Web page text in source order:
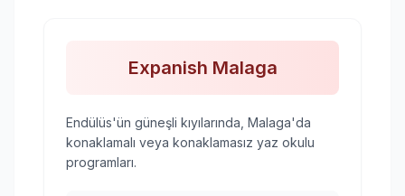
Expanish Malaga
Endülüs'ün güneşli kıyılarında, Malaga'da
konaklamalı veya konaklamasız yaz okulu
programları.